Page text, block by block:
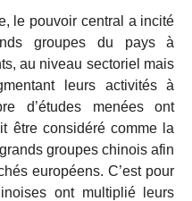
le pouvoir central a incité
groupes du pays à
au niveau sectoriel mais
leurs activités à
d’études menées ont
être considéré comme la
groupes chinois afin
européens. C’est pour
ont multiplié leurs